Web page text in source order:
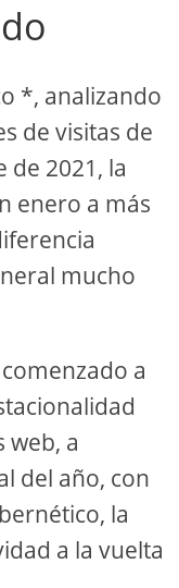
*, analizando
de visitas de
de 2021, la
enero a más
mucho
a
web, a
del año, con
la
a la vuelta